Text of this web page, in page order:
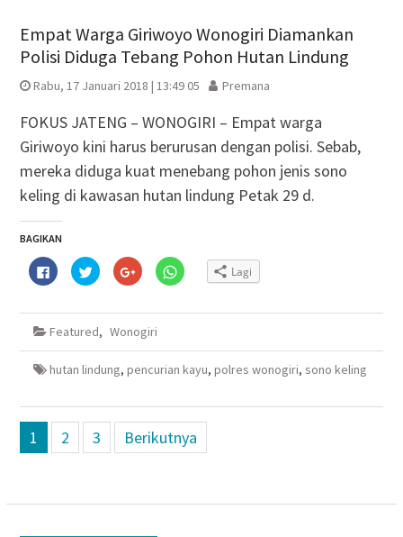
Empat Warga Giriwoyo Wonogiri Diamankan
Polisi Diduga Tebang Pohon Hutan Lindung
Rabu, 17 Januari 2018 | 13:49 05 Premana
FOKUS JATENG – WONOGIRI – Empat warga
Giriwoyo kini harus berurusan dengan polisi. Sebab,
mereka diduga kuat menebang pohon jenis sono
keling di kawasan hutan lindung Petak 29 d.
BAGIKAN
Klik
untuk
membagikan
Facebook(Membuka
jendela
baru)
Klik
untuk
berbagi
Twitter(Membuka
jendela
baru)
Klik
untuk
berbagi
Google+
di
jendela
yang
baru)
Klik
untuk
WhatsApp(Membuka
baru)
Lagi
Featured, Wonogiri
hutan lindung, pencurian kayu, polres wonogiri, sono keling
Navigasi
pos
1 2 3 Berikutnya